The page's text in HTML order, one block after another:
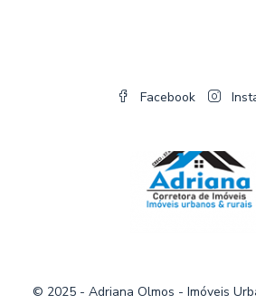
Facebook
© 2025 - Adriana Olmos - Imóveis